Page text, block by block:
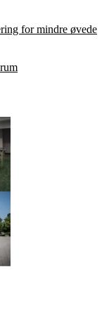
for mindre øvede